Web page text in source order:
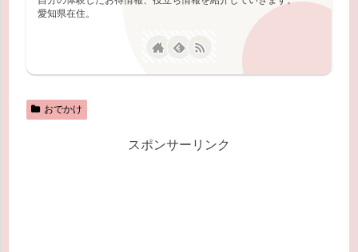
愛知県在住。
おでかけ
スポンサーリンク